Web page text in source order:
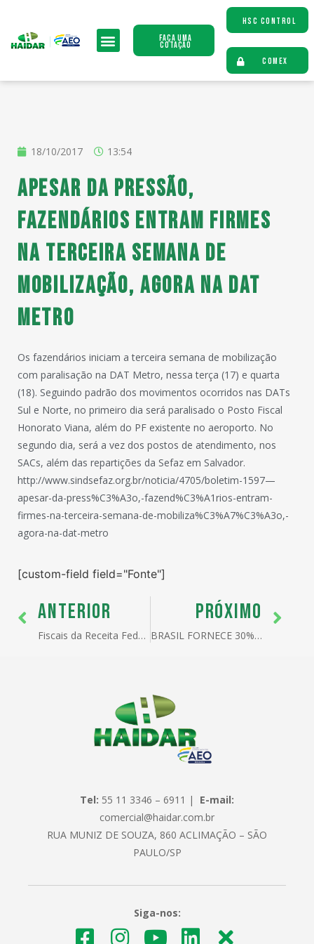
Faça uma
Cotação
HSC CONTROL
COMEX
18/10/2017 13:54
Apesar da pressão,
fazendários entram firmes
na terceira semana de
mobilização, agora na DAT
Metro
Os fazendários iniciam a terceira semana de mobilização
com paralisação na DAT Metro, nessa terça (17) e quarta
(18). Seguindo padrão dos movimentos ocorridos nas DATs
Sul e Norte, no primeiro dia será paralisado o Posto Fiscal
Honorato Viana, além do PF existente no aeroporto. No
segundo dia, será a vez dos postos de atendimento, nos
SACs, além das repartições da Sefaz em Salvador.
http://www.sindsefaz.org.br/noticia/4705/boletim-1597—
apesar-da-press%C3%A3o,-fazend%C3%A1rios-entram-
firmes-na-terceira-semana-de-mobiliza%C3%A7%C3%A3o,-
agora-na-dat-metro
[custom-field field="Fonte"]
ANTERIOR
Fiscais da Receita Federal no Aeroporto de Viracopos estão fazendo operação padrão.
PRÓXIMO
BRASIL FORNECE 30% DE TODO ALGODÃO BCI DO MUNDO
Tel: 55 11 3346 – 6911 | E-mail:
comercial@haidar.com.br
RUA MUNIZ DE SOUZA, 860 ACLIMAÇÃO – SÃO
PAULO/SP
Siga-nos: